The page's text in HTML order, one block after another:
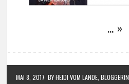
… »
MAI 8, 2017 BY HEIDI VOM LANDE, BLOGGERIN